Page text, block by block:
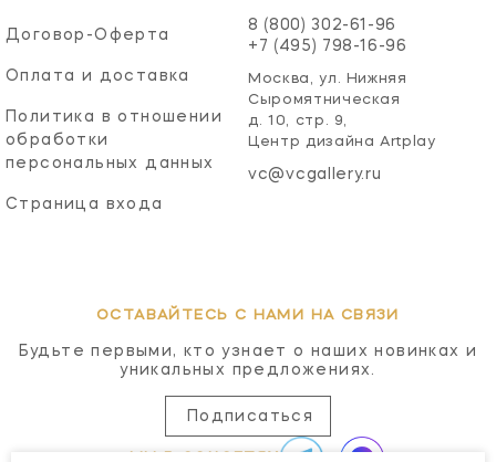
Договор-Оферта
Оплата и доставка
Политика в отношении
обработки
персональных данных
Страница входа
8 (800) 302-61-96
+7 (495) 798-16-96
Москва, ул. Нижняя
Сыромятническая
д. 10, стр. 9,
Центр дизайна Artplay
vc@vcgallery.ru
ОСТАВАЙТЕСЬ С НАМИ НА СВЯЗИ
Будьте первыми, кто узнает о наших новинках и
уникальных предложениях.
Подписаться